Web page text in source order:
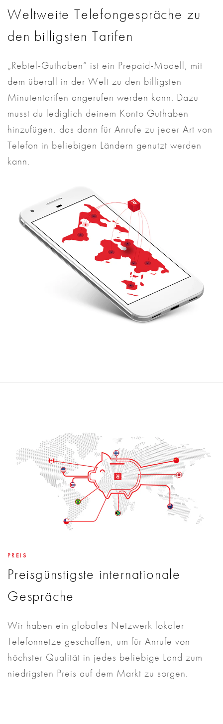
Weltweite Telefongespräche zu
den billigsten Tarifen
„Rebtel-Guthaben“ ist ein Prepaid-Modell, mit
dem überall in der Welt zu den billigsten
Minutentarifen angerufen werden kann. Dazu
musst du lediglich deinem Konto Guthaben
hinzufügen, das dann für Anrufe zu jeder Art von
Telefon in beliebigen Ländern genutzt werden
kann.
PREIS
Preisgünstigste internationale
Gespräche
Wir haben ein globales Netzwerk lokaler
Telefonnetze geschaffen, um für Anrufe von
höchster Qualität in jedes beliebige Land zum
niedrigsten Preis auf dem Markt zu sorgen.